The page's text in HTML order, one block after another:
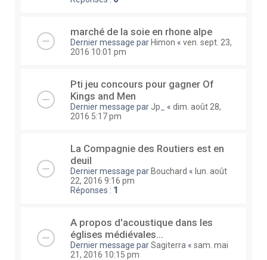
marché de la soie en rhone alpe
Dernier message par Himon « ven. sept. 23,
2016 10:01 pm
Pti jeu concours pour gagner Of
Kings and Men
Dernier message par Jp_ « dim. août 28,
2016 5:17 pm
La Compagnie des Routiers est en
deuil
Dernier message par Bouchard « lun. août
22, 2016 9:16 pm
Réponses : 1
A propos d'acoustique dans les
églises médiévales…
Dernier message parSagiterra « sam. mai
21, 2016 10:15 pm